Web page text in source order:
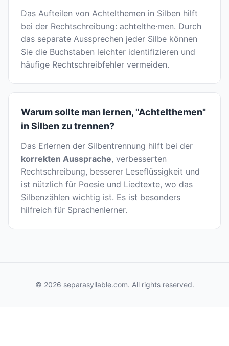
Das Aufteilen von Achtelthemen in Silben hilft
bei der Rechtschreibung: achtelthe·men. Durch
das separate Aussprechen jeder Silbe können
Sie die Buchstaben leichter identifizieren und
häufige Rechtschreibfehler vermeiden.
Warum sollte man lernen, "Achtelthemen"
in Silben zu trennen?
Das Erlernen der Silbentrennung hilft bei der
korrekten Aussprache, verbesserten
Rechtschreibung, besserer Leseflüssigkeit und
ist nützlich für Poesie und Liedtexte, wo das
Silbenzählen wichtig ist. Es ist besonders
hilfreich für Sprachenlerner.
© 2026 separasyllable.com. All rights reserved.